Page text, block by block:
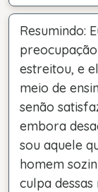
Resumindo:
estreitou, e
meio de
senão
embora
sou aquele
homem
culpa